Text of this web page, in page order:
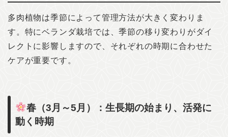
多肉植物は季節によって管理方法が大きく変わりま
す。特にベランダ栽培では、季節の移り変わりがダイ
レクトに影響しますので、それぞれの時期に合わせた
ケアが重要です。
春（3月～5月）：生長期の始まり、活発に
動く時期